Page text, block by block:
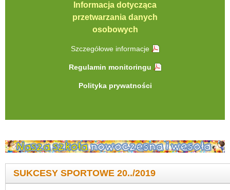
Informacja dotycząca
przetwarzania danych
osobowych
Szczegółowe informacje
Regulamin monitoringu
Polityka prywatności
SUKCESY SPORTOWE 20../2019